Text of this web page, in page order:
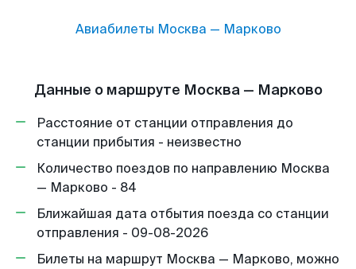
Авиабилеты Москва — Марково
Данные о маршруте Москва — Марково
Расстояние от станции отправления до
станции прибытия - неизвестно
Количество поездов по направлению Москва
— Марково - 84
Ближайшая дата отбытия поезда со станции
отправления - 09-08-2026
Билеты на маршрут Москва — Марково, можно